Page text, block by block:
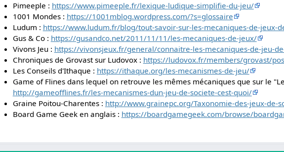
Pimeeple : https://www.pimeeple.fr/lexique-ludique-simplifie-du-jeu/
1001 Mondes : https://1001mblog.wordpress.com/?s=glossaire
Ludum : https://www.ludum.fr/blog/tout-savoir-sur-les-mecaniques-de-jeux-
Gus & Co : https://gusandco.net/2011/11/11/les-mecaniques-de-jeux/
Vivons Jeu : https://vivonsjeux.fr/general/connaitre-les-mecaniques-de-jeu-
Chroniques de Grovast sur Ludovox : https://ludovox.fr/members/grovast/
Les Conseils d'Ithaque : https://ithaque.org/les-mecanismes-de-jeu/
Game of Flines dans lequel on retrouve les mêmes mécaniques que sur le
http://gameofflines.fr/les-mecanismes-dun-jeu-de-societe-cest-quoi/
Graine Poitou-Charentes : http://www.grainepc.org/Taxonomie-des-jeux-de-
Board Game Geek en anglais : https://boardgamegeek.com/browse/